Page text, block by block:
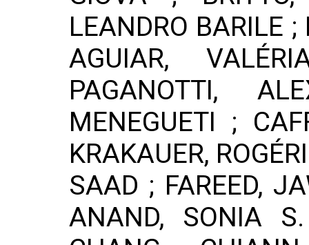
LEANDRO BARILE
AGUIAR,
PAGANOTTI,
MENEGUETI ;
KRAKAUER,
SAAD ; FAREED,
ANAND, SONIA